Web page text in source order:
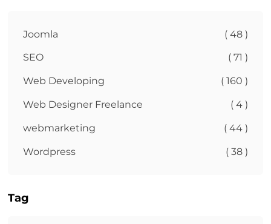
Joomla ( 48 )
SEO ( 71 )
Web Developing ( 160 )
Web Designer Freelance ( 4 )
webmarketing ( 44 )
Wordpress ( 38 )
Tag